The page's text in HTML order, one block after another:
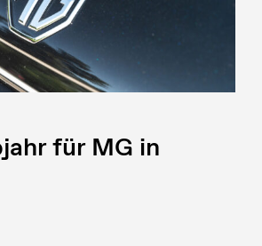
für MG in